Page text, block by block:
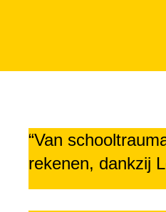
“Van
rekenen, dankzij